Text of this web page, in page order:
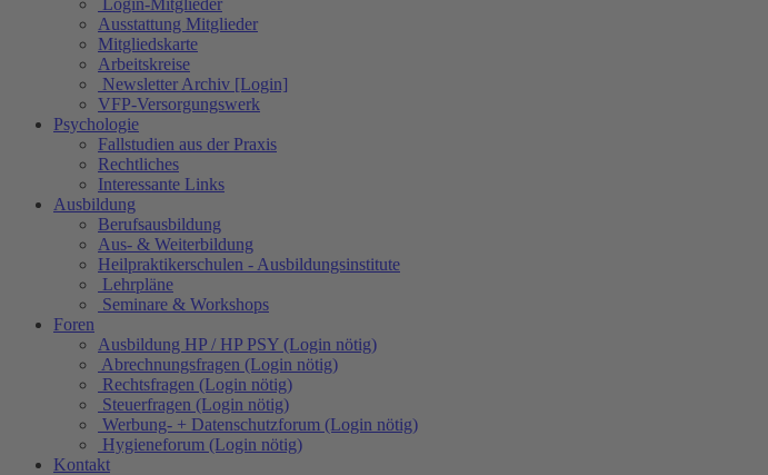
Login-Mitglieder
Ausstattung Mitglieder
Mitgliedskarte
Arbeitskreise
Newsletter Archiv [Login]
VFP-Versorgungswerk
Psychologie
Fallstudien aus der Praxis
Rechtliches
Interessante Links
Ausbildung
Berufsausbildung
Aus- & Weiterbildung
Heilpraktikerschulen - Ausbildungsinstitute
Lehrpläne
Seminare & Workshops
Foren
Ausbildung HP / HP PSY (Login nötig)
Abrechnungsfragen (Login nötig)
Rechtsfragen (Login nötig)
Steuerfragen (Login nötig)
Werbung- + Datenschutzforum (Login nötig)
Hygieneforum (Login nötig)
Kontakt